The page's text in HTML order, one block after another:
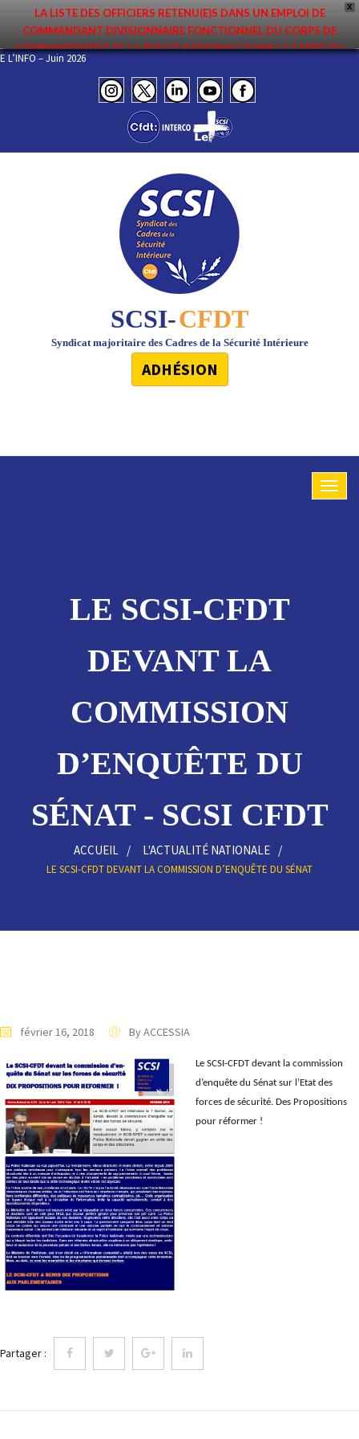
X
LA LISTE DES OFFICIERS RETENU(E)S DANS UN EMPLOI DE
COMMANDANT DIVISIONNAIRE FONCTIONNEL DU CORPS DE
COMMANDEMENT DE LA POLICE NATIONALE DANS LE CADRE DU
PREMIER MOUVEMENT 2026 A ÉTÉ DIFFUSÉE. ELLE EST DISPONIBLE EN
PAGES PROTÉGÉES DU SITE. FÉLICITATIONS AUX NOMMÉ(E)S !
DE L’INFO – Juin 2026
SCSI-CFDT
Syndicat majoritaire des Cadres de la Sécurité Intérieure
ADHÉSION
LE SCSI-CFDT
DEVANT LA
COMMISSION
D’ENQUÊTE DU
SÉNAT - SCSI CFDT
ACCUEIL L'ACTUALITÉ NATIONALE
LE SCSI-CFDT DEVANT LA COMMISSION D’ENQUÊTE DU SÉNAT
février 16, 2018 By ACCESSIA
Le SCSI-CFDT devant la commission
d’enquête du Sénat sur l’Etat des
forces de sécurité. Des Propositions
pour réformer !
Partager :